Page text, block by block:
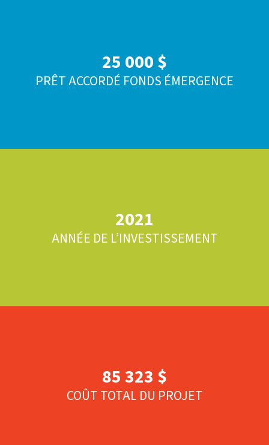
25 000 $
PRÊT ACCORDÉ FONDS ÉMERGENCE
2021
ANNÉE DE L’INVESTISSEMENT
85 323 $
COÛT TOTAL DU PROJET